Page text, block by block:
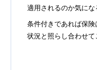
適用されるのか気にな
条件付きであれば保
状況と照らし合わせて